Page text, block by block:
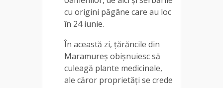
cu origini păgâne care au loc
în 24 iunie.
În această zi, țărăncile din
Maramureș obișnuiesc să
culeagă plante medicinale,
ale căror proprietăți se crede